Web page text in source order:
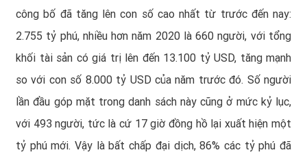
công bố đã tăng lên con số cao nhất từ trước đến nay:
2.755 tỷ phú, nhiều hơn năm 2020 là 660 người, với tổng
khối tài sản có giá trị lên đến 13.100 tỷ USD, tăng mạnh
so với con số 8.000 tỷ USD của năm trước đó. Số người
lần đầu góp mặt trong danh sách này cũng ở mức kỷ lục,
với 493 người, tức là cứ 17 giờ đồng hồ lại xuất hiện một
tỷ phú mới. Vậy là bất chấp đại dịch, 86% các tỷ phú đã